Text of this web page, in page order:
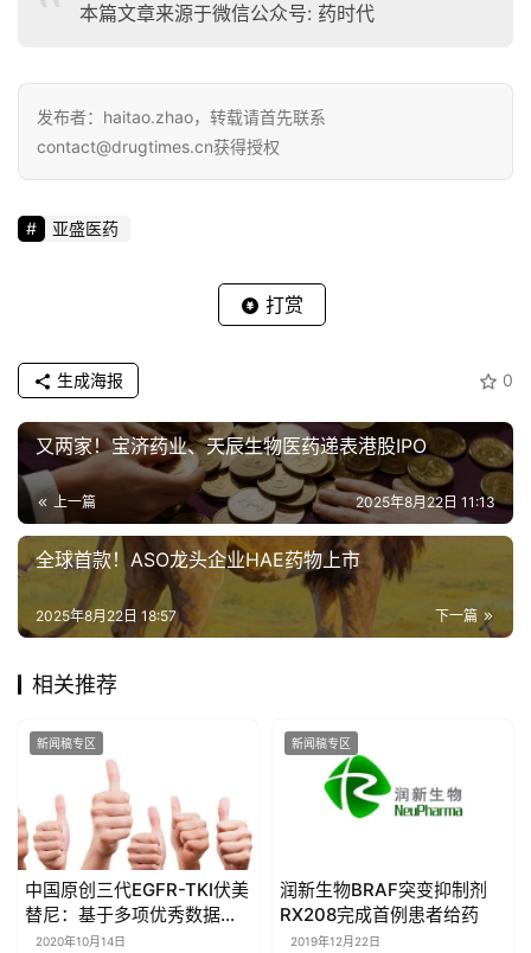
本篇文章来源于微信公众号: 药时代
发布者：haitao.zhao，转载请首先联系
contact@drugtimes.cn获得授权
亚盛医药
打赏
0
生成海报
又两家！宝济药业、天辰生物医药递表港股IPO
上一篇 2025年8月22日 11:13
全球首款！ASO龙头企业HAE药物上市
下一篇
2025年8月22日 18:57
相关推荐
新闻稿专区
中国原创三代EGFR-TKI伏美
替尼：基于多项优秀数据，
有望成为三代EGFR-TKI治疗
2020年10月14日
新闻稿专区
润新生物BRAF突变抑制剂
RX208完成首例患者给药
2019年12月22日